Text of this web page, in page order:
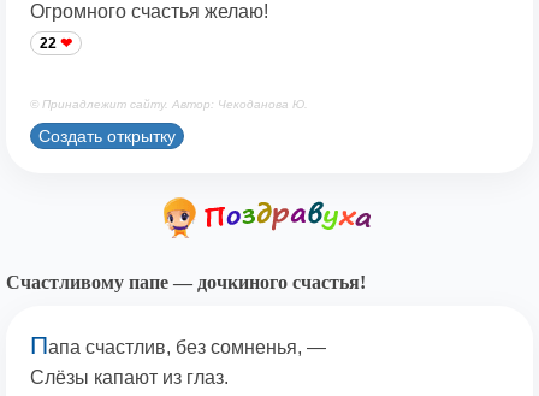
Огромного счастья желаю!
22
© Принадлежит сайту. Автор: Чекоданова Ю.
Создать открытку
Счастливому папе — дочкиного счастья!
Папа счастлив, без сомненья, —
Слёзы капают из глаз.